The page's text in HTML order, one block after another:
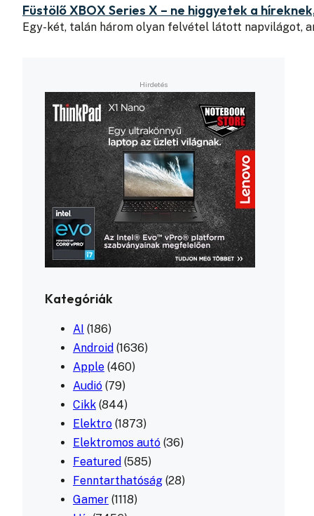
Füstölő XBOX Series X – ne higgyetek a
Egy-két, talán három olyan felvétel látott napvilágot,
Kategóriák
AI (186)
Android (1636)
Apple (460)
Audió (79)
Cikk (844)
Elektro (1873)
Elektromos autó (36)
Featured (585)
Fenntarthatóság (28)
Gamer (1118)